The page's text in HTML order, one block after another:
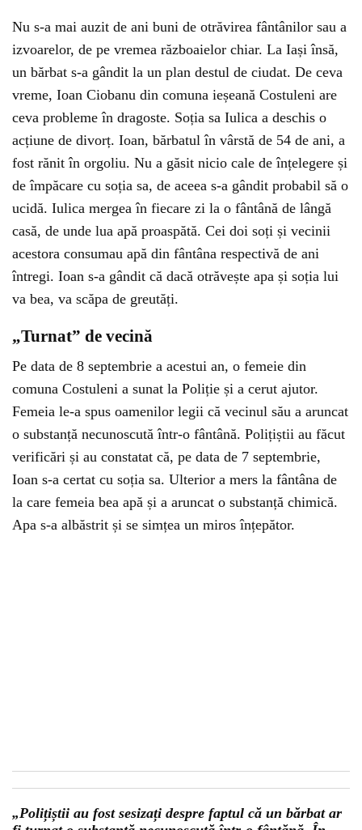
Nu s-a mai auzit de ani buni de otrăvirea fântânilor sau a
izvoarelor, de pe vremea războaielor chiar. La Iași însă,
un bărbat s-a gândit la un plan destul de ciudat. De ceva
vreme, Ioan Ciobanu din comuna ieșeană Costuleni are
ceva probleme în dragoste. Soția sa Iulica a deschis o
acțiune de divorț. Ioan, bărbatul în vârstă de 54 de ani, a
fost rănit în orgoliu. Nu a găsit nicio cale de înțelegere și
de împăcare cu soția sa, de aceea s-a gândit probabil să o
ucidă. Iulica mergea în fiecare zi la o fântână de lângă
casă, de unde lua apă proaspătă. Cei doi soți și vecinii
acestora consumau apă din fântâna respectivă de ani
întregi. Ioan s-a gândit că dacă otrăvește apa și soția lui
va bea, va scăpa de greutăți.
„Turnat” de vecină
Pe data de 8 septembrie a acestui an, o femeie din
comuna Costuleni a sunat la Poliție și a cerut ajutor.
Femeia le-a spus oamenilor legii că vecinul său a aruncat
o substanță necunoscută într-o fântână. Polițiștii au făcut
verificări și au constatat că, pe data de 7 septembrie,
Ioan s-a certat cu soția sa. Ulterior a mers la fântâna de
la care femeia bea apă și a aruncat o substanță chimică.
Apa s-a albăstrit și se simțea un miros înțepător.
„Polițiștii au fost sesizați despre faptul că un bărbat ar